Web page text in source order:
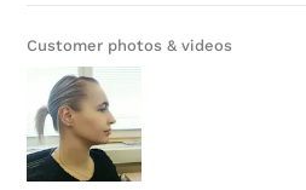
Customer photos & videos